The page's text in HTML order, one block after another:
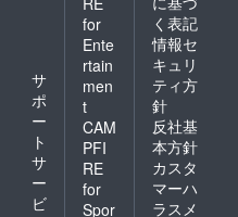
サ
ポ
ー
ト
サ
ー
ビ
for
Ente
rtain
men
t
CAM
PFI
RE
for
Spor
く表記
情報セ
キュリ
ティ方
針
反社基
本方針
カスタ
マーハ
ラスメ